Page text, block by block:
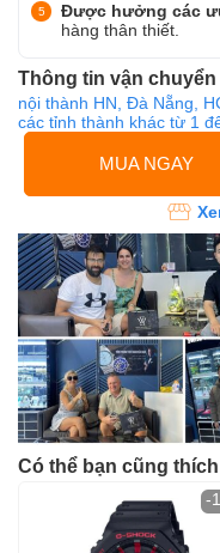
Được hưởng các
hàng thân thiết.
Thông tin vận chuyển
nội thành HN, Đà Nẵng,
các tỉnh thành khác từ 1
MUA NGAY
Có thể bạn cũng thích
-